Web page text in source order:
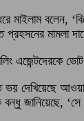
মাইলাম
মামলা
ভয় দেখিয়েছে
জানিয়েছে,